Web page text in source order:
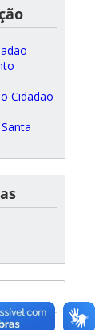
Cidadão